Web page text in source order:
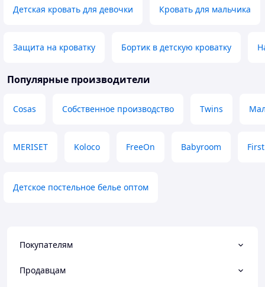
бант.комплектацвєю задоволена
повністю.
Немає
Детская кровать для девочки Кровать для мальчика
Защита на кроватку Бортик в детскую кроватку
Популярные производители
Cosas Собственное производство Twins
MERISET Koloco FreeOn Babyroom
Детское постельное белье оптом
Покупателям
Продавцам